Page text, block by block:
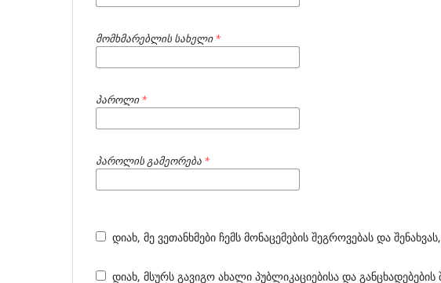
მომხმარებლის სახელი*
პაროლი*
პაროლის გამეორება *
დიახ, მე ვეთანხმები ჩემს მონაცემების შეგროვებას და შენახვას,